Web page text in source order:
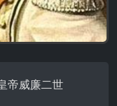
帝威廉二世